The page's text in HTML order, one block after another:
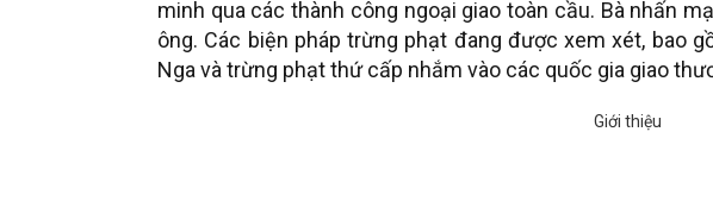
minh qua các thành công ngoại giao toàn cầu. Bà nhấn
ông. Các biện pháp trừng phạt đang được xem xét, bao
Nga và trừng phạt thứ cấp nhắm vào các quốc gia giao